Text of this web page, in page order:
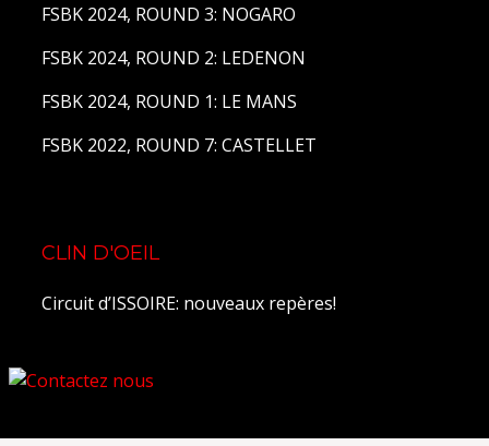
FSBK 2024, ROUND 3: NOGARO
FSBK 2024, ROUND 2: LEDENON
FSBK 2024, ROUND 1: LE MANS
FSBK 2022, ROUND 7: CASTELLET
CLIN D'OEIL
Circuit d’ISSOIRE: nouveaux repères!